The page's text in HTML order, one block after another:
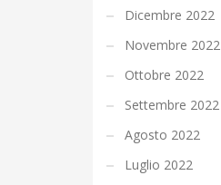
Dicembre 2022
Novembre 2022
Ottobre 2022
Settembre 2022
Agosto 2022
Luglio 2022